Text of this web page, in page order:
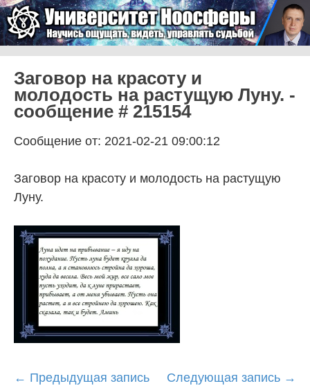
Университет Ноосферы
Заговор на красоту и
молодость на растущую Луну. -
сообщение # 215154
Сообщение от: 2021-02-21 09:00:12
Заговор на красоту и молодость на растущую
Луну.
Post
← Предыдущая запись Следующая запись →